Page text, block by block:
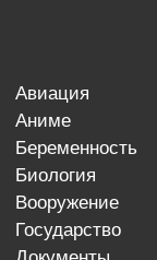
авиация
аниме
беременность
биология
вооружение
государство